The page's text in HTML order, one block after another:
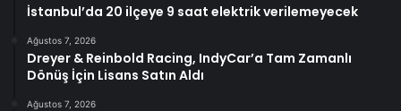
İstanbul’da 20 ilçeye 9 saat elektrik verilemeyecek
Ağustos 7, 2026
Dreyer & Reinbold Racing, IndyCar’a Tam Zamanlı
Dönüş İçin Lisans Satın Aldı
Ağustos 7, 2026